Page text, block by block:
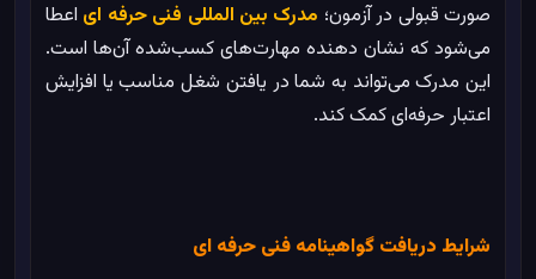
صورت قبولی در آزمون؛ مدرک بین المللی فنی حرفه ای اعطا
می‌شود که نشان‌ دهنده مهارت‌های کسب‌شده آن‌ها است.
این مدرک می‌تواند به شما در یافتن شغل مناسب یا افزایش
اعتبار حرفه‌ای کمک کند.
شرایط دریافت گواهینامه فنی حرفه ای